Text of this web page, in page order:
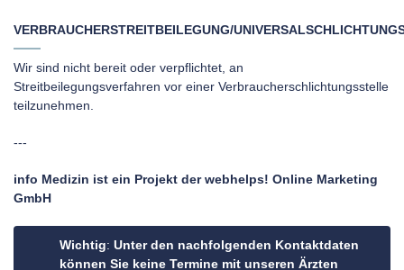
VERBRAUCHERSTREITBEILEGUNG/
Wir sind nicht bereit oder verpflichtet, an
Streitbeilegungsverfahren vor einer Verbraucherschlichtungsstelle
teilzunehmen.
---
info Medizin ist ein Projekt der webhelps! Online Marketing
GmbH
Wichtig: Unter den nachfolgenden Kontaktdaten
können Sie keine Termine mit unseren Ärzten